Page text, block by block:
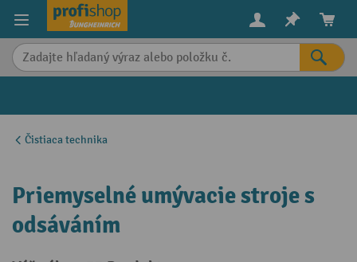
content
Čistiaca technika
Priemyselné umývacie stroje s
odsáváním